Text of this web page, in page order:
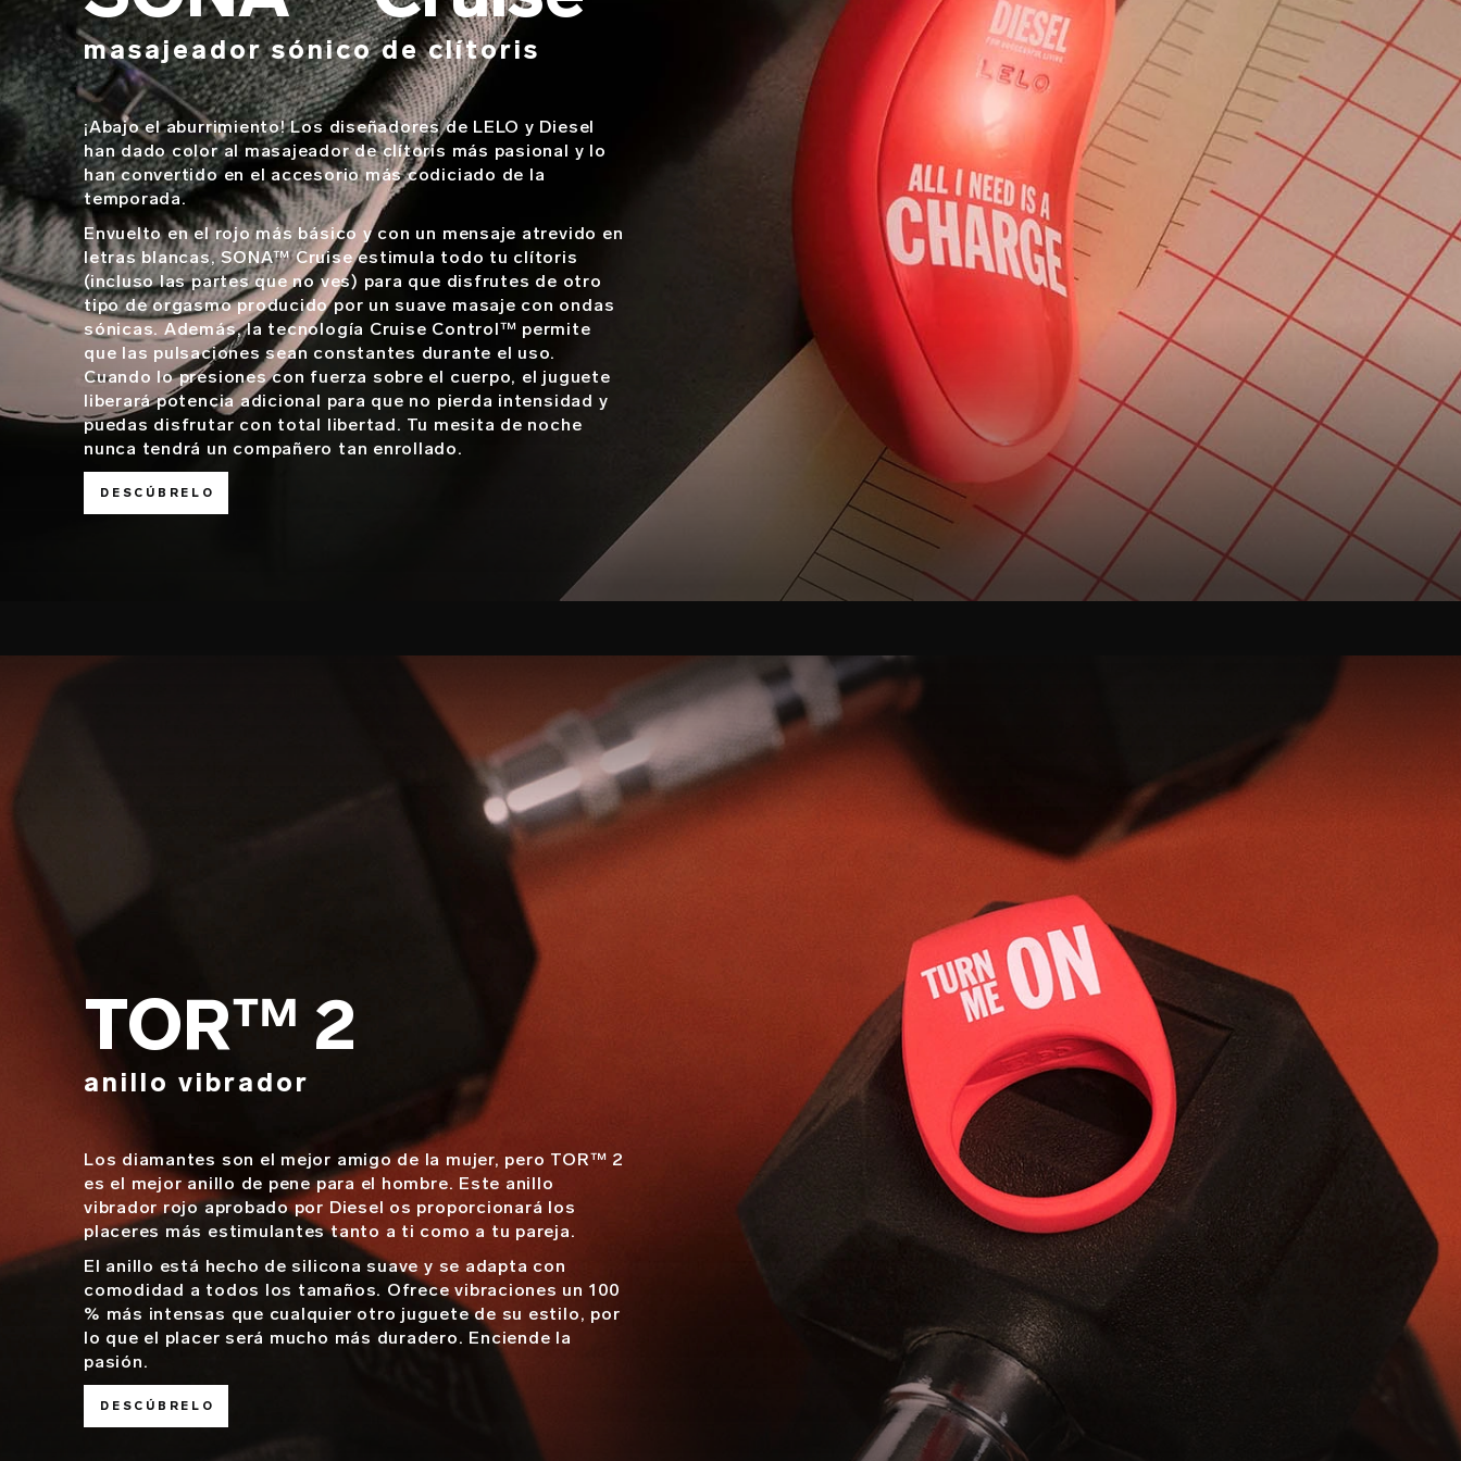
masajeador sónico de clítoris
¡Abajo el aburrimiento! Los diseñadores de LELO y Diesel
han dado color al masajeador de clítoris más pasional y lo
han convertido en el accesorio más codiciado de la
temporada.
Envuelto en el rojo más básico y con un mensaje atrevido en
letras blancas, SONA™ Cruise estimula todo tu clítoris
(incluso las partes que no ves) para que disfrutes de otro
tipo de orgasmo producido por un suave masaje con ondas
sónicas. Además, la tecnología Cruise Control™ permite
que las pulsaciones sean constantes durante el uso.
Cuando lo presiones con fuerza sobre el cuerpo, el juguete
liberará potencia adicional para que no pierda intensidad y
puedas disfrutar con total libertad. Tu mesita de noche
nunca tendrá un compañero tan enrollado.
DESCÚBRELO
TOR™ 2
anillo vibrador
Los diamantes son el mejor amigo de la mujer, pero TOR™ 2
es el mejor anillo de pene para el hombre. Este anillo
vibrador rojo aprobado por Diesel os proporcionará los
placeres más estimulantes tanto a ti como a tu pareja.
El anillo está hecho de silicona suave y se adapta con
comodidad a todos los tamaños. Ofrece vibraciones un 100
% más intensas que cualquier otro juguete de su estilo, por
lo que el placer será mucho más duradero. Enciende la
pasión.
DESCÚBRELO